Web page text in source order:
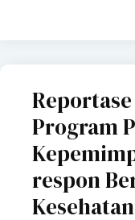
Program
respon